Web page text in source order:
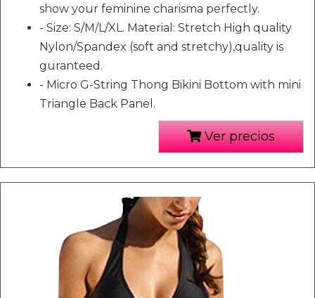
show your feminine charisma perfectly.
- Size: S/M/L/XL. Material: Stretch High quality
Nylon/Spandex (soft and stretchy),quality is
guranteed.
- Micro G-String Thong Bikini Bottom with mini
Triangle Back Panel.
Ver precios